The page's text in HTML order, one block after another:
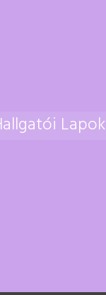
Lapok